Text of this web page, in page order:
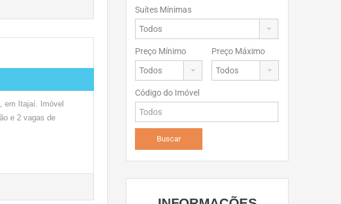
em Itajaí. Imóvel
e 2 vagas de
Suítes Mínimas
Preço Mínimo Preço Máximo
Código do Imóvel